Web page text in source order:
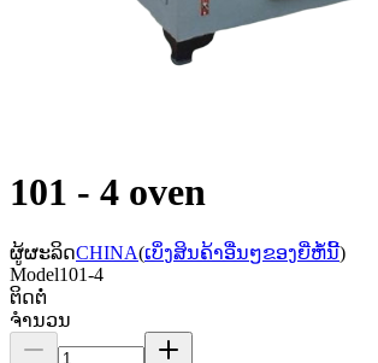
101 - 4 oven
ຜູ້ຜະລິດCHINA(ເບິ່ງສິນຄ້າອື່ນໆຂອງຍີ່ຫໍ້ນີ້)
Model101-4
ຕິດຕໍ່
ຈຳນວນ